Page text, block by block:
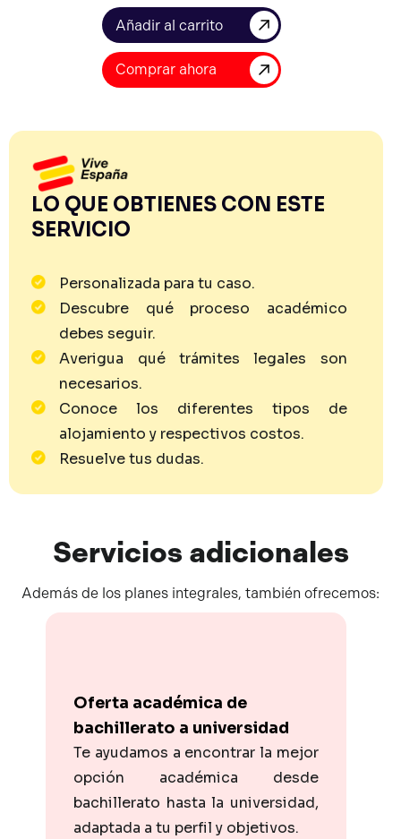
Comprar ahora
LO QUE OBTIENES CON ESTE
SERVICIO
Personalizada para tu caso.
Descubre qué proceso académico
debes seguir.
Averigua qué trámites legales son
necesarios.
Conoce los diferentes tipos de
alojamiento y respectivos costos.
Resuelve tus dudas.
Servicios adicionales
Además de los planes integrales, también ofrecemos:
Oferta académica de
bachillerato a universidad
Te ayudamos a encontrar la mejor
opción académica desde
bachillerato hasta la universidad,
adaptada a tu perfil y objetivos.